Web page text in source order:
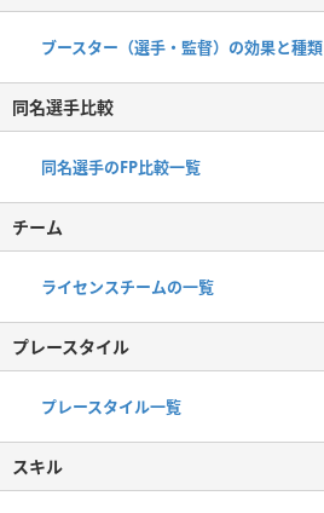
ブースター（選手・監督）の効果と種類
同名選手比較
同名選手のFP比較一覧
チーム
ライセンスチームの一覧
プレースタイル
プレースタイル一覧
スキル